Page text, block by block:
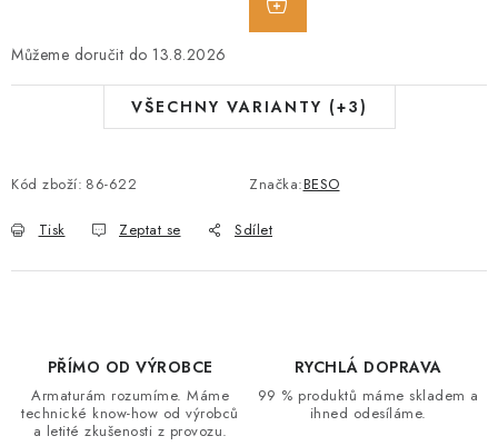
13.8.2026
VŠECHNY VARIANTY (+3)
Kód zboží: 86-622 Značka:BESO
Tisk Zeptat se Sdílet
PŘÍMO OD VÝROBCE
Armaturám rozumíme. Máme
technické know-how od výrobců
a letité zkušenosti z provozu.
RYCHLÁ DOPRAVA
99 % produktů máme skladem a
ihned odesíláme.